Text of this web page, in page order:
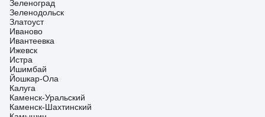
Зеленоград
Зеленодольск
Златоуст
Иваново
Ивантеевка
Ижевск
Истра
Ишимбай
Йошкар-Ола
Калуга
Каменск-Уральский
Каменск-Шахтинский